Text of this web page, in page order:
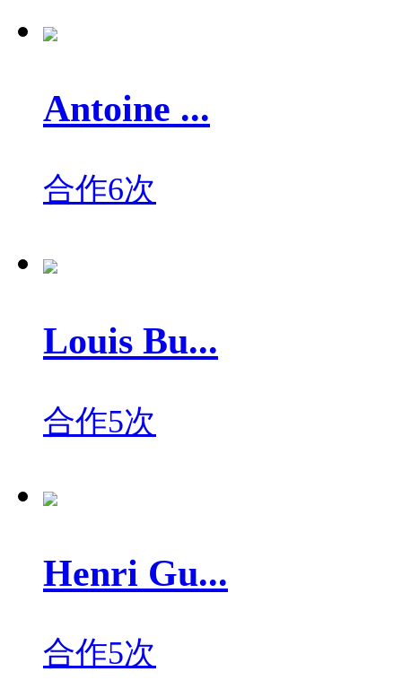
Antoine ...
合作6次
Louis Bu...
合作5次
Henri Gu...
合作5次